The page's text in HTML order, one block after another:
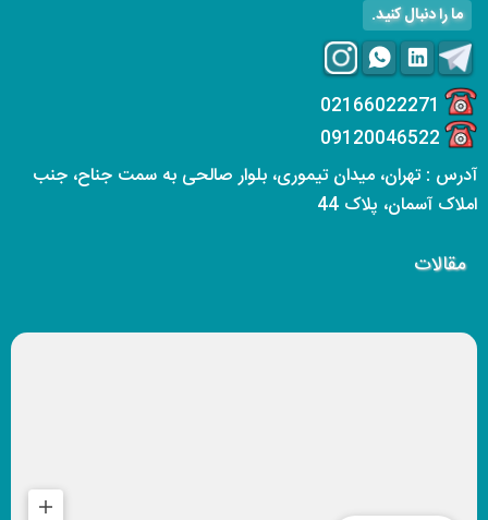
ما را دنبال کنید.
02166022271
09120046522
آدرس : تهران، میدان تیموری، بلوار صالحی به سمت جناح، جنب
املاک آسمان، پلاک 44
مقالات